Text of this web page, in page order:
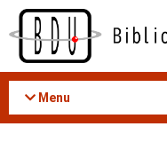
Acessar
conteúdo
Menu